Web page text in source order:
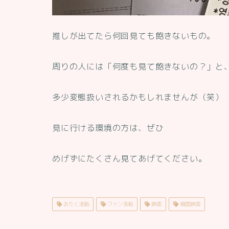
推しが出てたら何回見ても飽きないもの。
周りの人には「何度も見て飽きないの？」と
多少変態扱いされるかもしれませんが（笑）
見に行ける環境の方は、ぜひ
めげずにたくさん見てあげてください。
おたく活動 ファン活動 映画 韓国映画